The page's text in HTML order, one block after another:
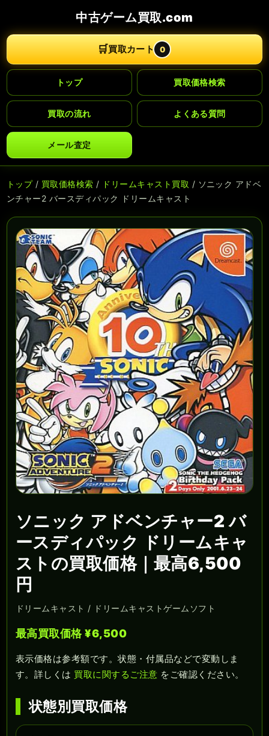
中古ゲーム買取.com
🛒買取カート 0
トップ 買取価格検索
買取の流れ よくある質問
メール査定
トップ/ 買取価格検索 / ドリームキャスト買取 / ソニック アドベ
ンチャー2 バースディパック ドリームキャスト
ソニック アドベンチャー2 バ
ースディパック ドリームキャ
ストの買取価格｜最高6,500
円
ドリームキャスト / ドリームキャストゲームソフト
最高買取価格 ¥6,500
表示価格は参考額です。状態・付属品などで変動しま
す。詳しくは 買取に関するご注意 をご確認ください。
状態別買取価格